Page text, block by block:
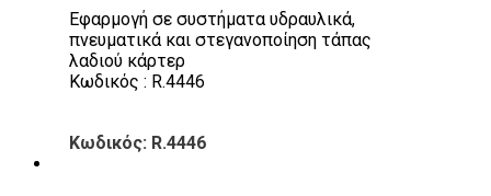
Εφαρμογή σε συστήματα υδραυλικά,
πνευματικά και στεγανοποίηση τάπας
λαδιού κάρτερ
Κωδικός : R.4446
Κωδικός: R.4446